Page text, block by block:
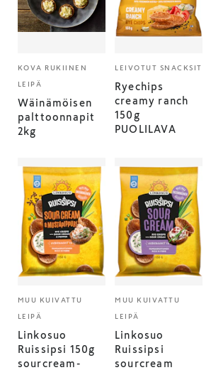
KOVA RUKIINEN
LEIPÄ
Wäinämöisen
palttoonnapit
2kg
LEIVOTUT SNACKSIT
Ryechips
creamy ranch
150g
PUOLILAVA
MUU KUIVATTU
LEIPÄ
Linkosuo
Ruissipsi 150g
sourcream-
MUU KUIVATTU
LEIPÄ
Linkosuo
Ruissipsi
sourcream